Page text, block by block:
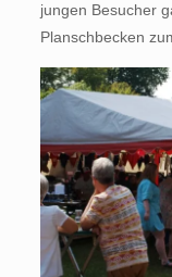
jungen Besucher
Planschbecken